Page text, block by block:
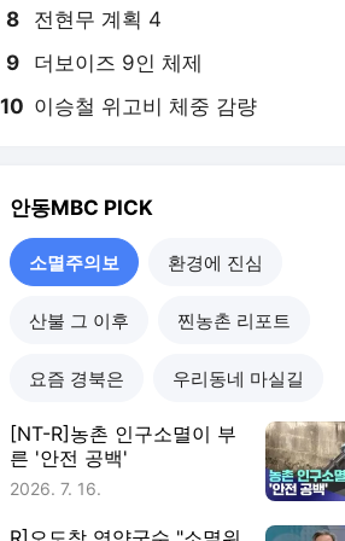
8 전현무 계획 4
9 더보이즈 9인 체제
10 이승철 위고비 체중 감량
안동MBC PICK
소멸주의보 환경에 진심
산불 그 이후 찐농촌 리포트
요즘 경북은 우리동네 마실길
[NT-R]농촌 인구소멸이 부
른 '안전 공백'
2026. 7. 16.